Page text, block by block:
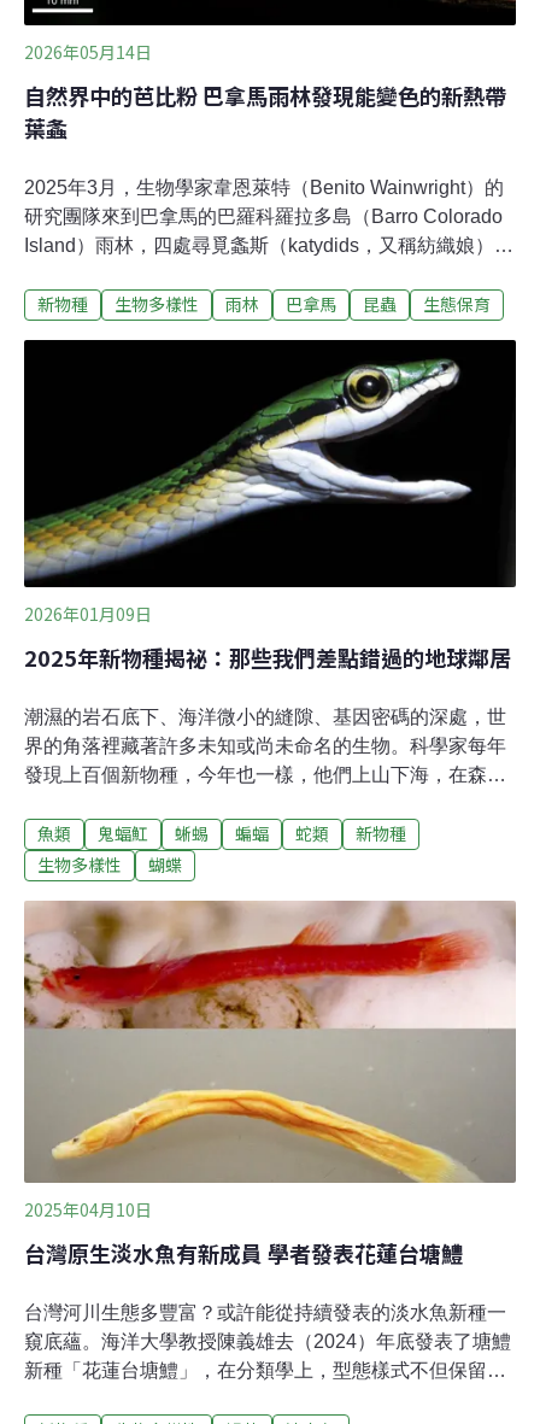
2026年05月14日
自然界中的芭比粉 巴拿馬雨林發現能變色的新熱帶
葉螽
2025年3月，生物學家韋恩萊特（Benito Wainwright）的
研究團隊來到巴拿馬的巴羅科羅拉多島（Barro Colorado
Island）雨林，四處尋覓螽斯（katydids，又稱紡織娘）。
看似葉子，這是一種偽裝。出乎意料的，團隊發現了一隻
將這隻螽斯帶回飼養，並連續拍攝兩星期，記錄體色從桃
紅色逐漸變為淡粉色，最終變成綠色的過程。這項研究已
於日前公開。研究計畫主持人、蘇格蘭聖安德魯斯大學的
韋恩萊特告訴《Mongabay》，新熱帶葉螽分布於巴拿
馬、哥倫比亞與蘇利南等國，通常是淺綠色，類似新生植
株的顏色。桃紅色的螽斯相當罕見。「我在熱帶地區待了
八個月也只發現一隻。我的夥伴在島上工作超過兩年，他
從來沒有看過這樣的螽斯」，韋恩萊特說。「我們的採樣
範圍大多在研究站燈光所及之處
新物種 生物多樣性 雨林 巴拿馬 昆蟲 生態保育
2026年01月09日
2025年新物種揭祕：那些我們差點錯過的地球鄰居
潮濕的岩石底下、海洋微小的縫隙、基因密碼的深處，世
界的角落裡藏著許多未知或尚未命名的生物。科學家每年
發現上百個新物種，今年也一樣，他們上山下海，在森林
山區的蝙蝠、千年古樹、亮藍色的蝴蝶、特殊的鸚鵡蛇，
還有一種水玉杯屬的植物。巴西帕拉伊巴聯邦大學
Moura）說，「大眾以為我們已熟知地球物種，但即便是
最樂觀的估計，我們所知僅約20%。」有些估計甚至認
為，有正式科學紀錄的物種僅占10%。科學界所謂的「新
物種」並不代表人們新發現，或是首次知道他們。發現後
要經嚴謹的研究與描述、確認其唯一性，再經正式命名，
開發與氣候變遷的影響，許多新物種在完成命名前就幾近
滅絕。在地球交錯連結的生命網中，每一個物種都無可取
代。如能保護下來
魚類 鬼蝠魟 蜥蜴 蝙蝠 蛇類
新物種
生物多樣性
蝴蝶
2025年04月10日
台灣原生淡水魚有新成員 學者發表花蓮台塘鱧
台灣河川生態多豐富？或許能從持續發表的淡水魚新種一
窺底蘊。海洋大學教授陳義雄去（2024）年底發表了塘鱧
新種「花蓮台塘鱧」，在分類學上，型態樣式不但保留鰕